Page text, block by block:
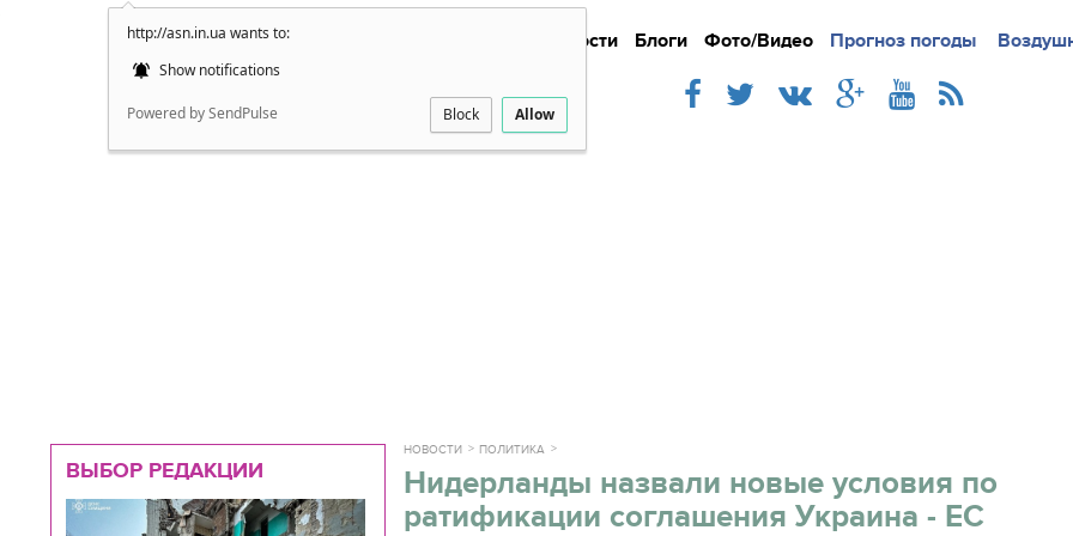
http://asn.in.ua wants to:
Show notifications
Powered by SendPulse Block Allow
Новости Блоги Фото/Видео Прогноз погоды
Подробно Новости
ВЫБОР РЕДАКЦИИ
НОВОСТИ ПОЛИТИКА
Нидерланды назвали новые условия по
ратификации соглашения Украина - ЕС